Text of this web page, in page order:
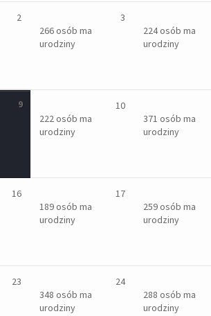
2
3
266 osób ma
urodziny
224 osób ma
urodziny
9
10
222 osób ma
urodziny
371 osób ma
urodziny
16
17
189 osób ma
urodziny
259 osób ma
urodziny
23
24
348 osób ma
urodziny
288 osób ma
urodziny